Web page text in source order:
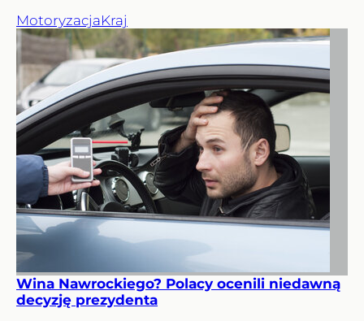
MotoryzacjaKraj
Wina Nawrockiego? Polacy ocenili niedawną
decyzję prezydenta